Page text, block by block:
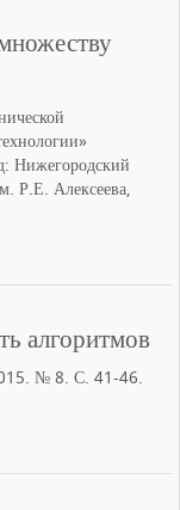
Нижегородский
Р.Е. Алексеева,
алгоритмов
№ 8. С. 41-46.